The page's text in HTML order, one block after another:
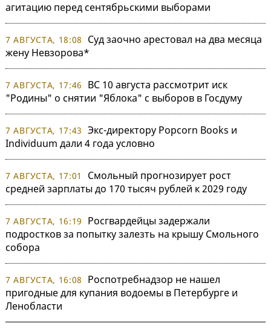
агитацию перед сентябрьскими выборами
7 АВГУСТА, 18:08
Суд заочно арестовал на два месяца
жену Невзорова*
7 АВГУСТА, 17:46
ВС 10 августа рассмотрит иск
"Родины" о снятии "Яблока" с выборов в Госдуму
7 АВГУСТА, 17:43 Экс-директору Popcorn Books и
Individuum дали 4 года условно
7 АВГУСТА, 17:01
Смольный прогнозирует рост
средней зарплаты до 170 тысяч рублей к 2029 году
7 АВГУСТА, 16:19
Росгвардейцы задержали
подростков за попытку залезть на крышу Смольного
собора
7 АВГУСТА, 16:08
Роспотребнадзор не нашел
пригодные для купания водоемы в Петербурге и
Ленобласти